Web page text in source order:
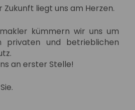
Zukunft liegt uns am Herzen.
kümmern wir uns um
privaten und betrieblichen
an erster Stelle!